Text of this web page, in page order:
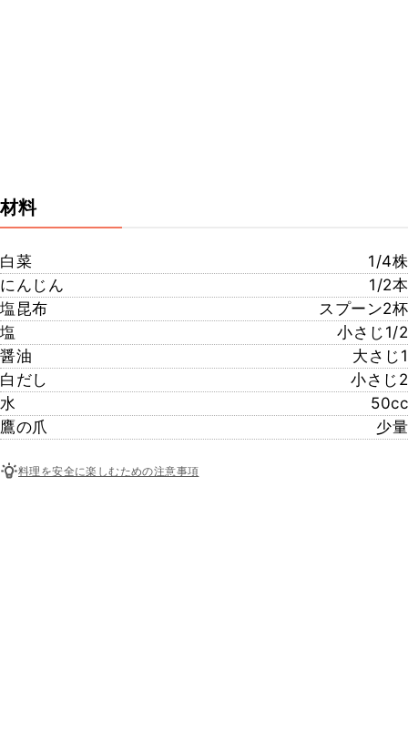
材料
白菜
1/4株
にんじん
1/2本
塩昆布
スプーン2杯
塩
小さじ1/2
醤油
大さじ1
白だし
小さじ2
水
50cc
鷹の爪
少量
料理を安全に楽しむための注意事項